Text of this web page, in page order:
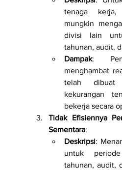
tenaga kerja,
mungkin
divisi lain
tahunan, audit,
Dampak:
menghambat
telah
kekurangan
bekerja secara
Tidak Efisiennya
Sementara:
Deskripsi:
untuk
tahunan, audit,